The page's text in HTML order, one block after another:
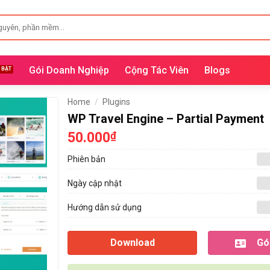
Gói Doanh Nghiệp Cộng Tác Viên Blogs
Home / Plugins
WP Travel Engine – Partial Payment
50.000₫
Phiên bản
Ngày cập nhật
Hướng dẫn sử dụng
Download